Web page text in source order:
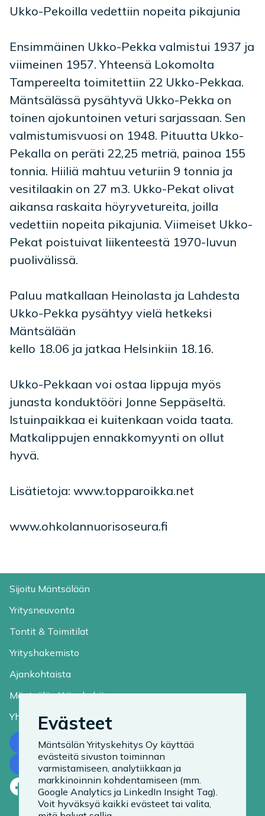
Ukko-Pekoilla vedettiin nopeita pikajunia
Ensimmäinen Ukko-Pekka valmistui 1937 ja
viimeinen 1957. Yhteensä Lokomolta
Tampereelta toimitettiin 22 Ukko-Pekkaa.
Mäntsälässä pysähtyvä Ukko-Pekka on
toinen ajokuntoinen veturi sarjassaan. Sen
valmistumisvuosi on 1948. Pituutta Ukko-
Pekalla on peräti 22,25 metriä, painoa 155
tonnia. Hiiliä mahtuu veturiin 9 tonnia ja
vesitilaakin on 27 m3. Ukko-Pekat olivat
aikansa raskaita höyryvetureita, joilla
vedettiin nopeita pikajunia. Viimeiset Ukko-
Pekat poistuivat liikenteestä 1970-luvun
puolivälissä.
Paluu matkallaan Heinolasta ja Lahdesta
Ukko-Pekka pysähtyy vielä hetkeksi
Mäntsälään
kello 18.06 ja jatkaa Helsinkiin 18.16.
Ukko-Pekkaan voi ostaa lippuja myös
junasta konduktööri Jonne Seppäseltä.
Istuinpaikkaa ei kuitenkaan voida taata.
Matkalippujen ennakkomyynti on ollut
hyvä.
Lisätietoja: www.topparoikka.net
www.ohkolannuorisoseura.fi
Sijoitu Mäntsälään
Yritysneuvonta
Tontit & Toimitilat
Yrityshakemisto
Ajankohtaista
Mäntsälän Yrityskehitys
Yhteystiedot
Ota yhteyttä
Tilaa uutiskirje
Facebook
LinkedIn
Instagram
Evästeet
Mäntsälän Yrityskehitys Oy käyttää
evästeitä sivuston toiminnan
varmistamiseen, analytiikkaan ja
markkinoinnin kohdentamiseen (mm.
Google Analytics ja LinkedIn Insight Tag).
Voit hyväksyä kaikki evästeet tai valita,